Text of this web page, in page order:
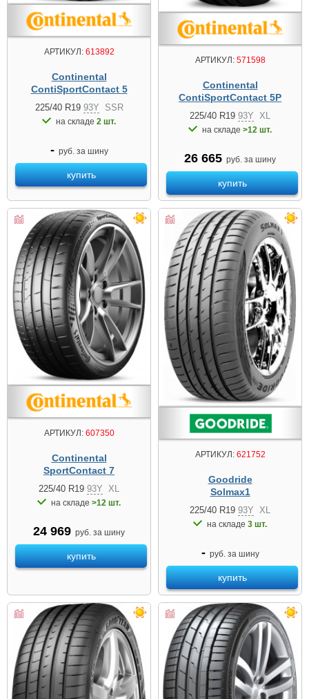
АРТИКУЛ:613892
Continental
ContiSportContact 5
225/40 R19 93Y SSR
на складе 2 шт.
- руб. за шину
купить
АРТИКУЛ:571598
Continental
ContiSportContact 5P
225/40 R19 93Y XL
на складе >12 шт.
26 665 руб. за шину
купить
АРТИКУЛ:607350
Continental
SportContact 7
225/40 R19 93Y XL
на складе >12 шт.
24 969 руб. за шину
купить
АРТИКУЛ:621752
Goodride
Solmax1
225/40 R19 93Y XL
на складе 3 шт.
- руб. за шину
купить